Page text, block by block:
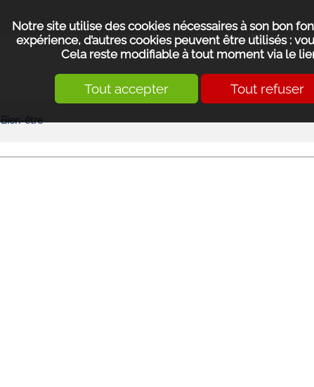
Notre site utilise des cookies nécessaires à son bon
expérience, d’autres cookies peuvent être utilisés :
Cela reste modifiable à tout moment via le
Tout accepter Tout refuser
Bien-être